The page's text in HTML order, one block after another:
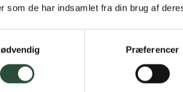
som de har indsamlet fra din brug af
Præferencer